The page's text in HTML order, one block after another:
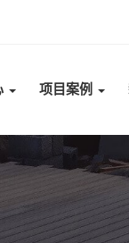
项目案例